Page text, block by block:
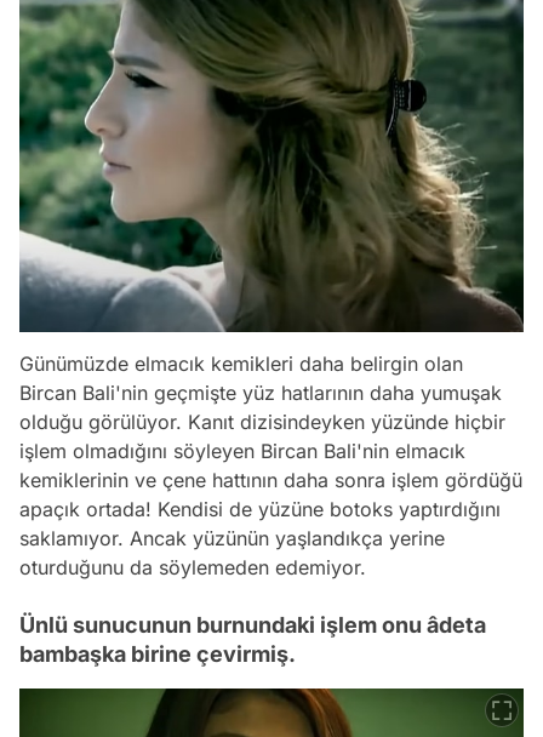
Günümüzde elmacık kemikleri daha belirgin olan
Bircan Bali'nin geçmişte yüz hatlarının daha yumuşak
olduğu görülüyor. Kanıt dizisindeyken yüzünde hiçbir
işlem olmadığını söyleyen Bircan Bali'nin elmacık
kemiklerinin ve çene hattının daha sonra işlem gördüğü
apaçık ortada! Kendisi de yüzüne botoks yaptırdığını
saklamıyor. Ancak yüzünün yaşlandıkça yerine
oturduğunu da söylemeden edemiyor.
Ünlü sunucunun burnundaki işlem onu âdeta
bambaşka birine çevirmiş.